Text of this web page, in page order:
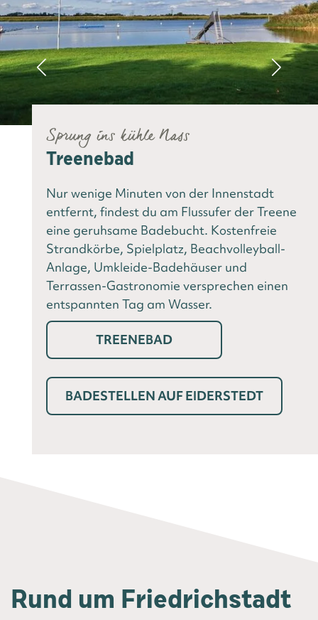
Sprung ins kühle Nass
Treenebad
Nur wenige Minuten von der Innenstadt
entfernt, findest du am Flussufer der Treene
eine geruhsame Badebucht. Kostenfreie
Strandkörbe, Spielplatz, Beachvolleyball-
Anlage, Umkleide-Badehäuser und
Terrassen-Gastronomie versprechen einen
entspannten Tag am Wasser.
TREENEBAD
BADESTELLEN AUF EIDERSTEDT
Rund um Friedrichstadt